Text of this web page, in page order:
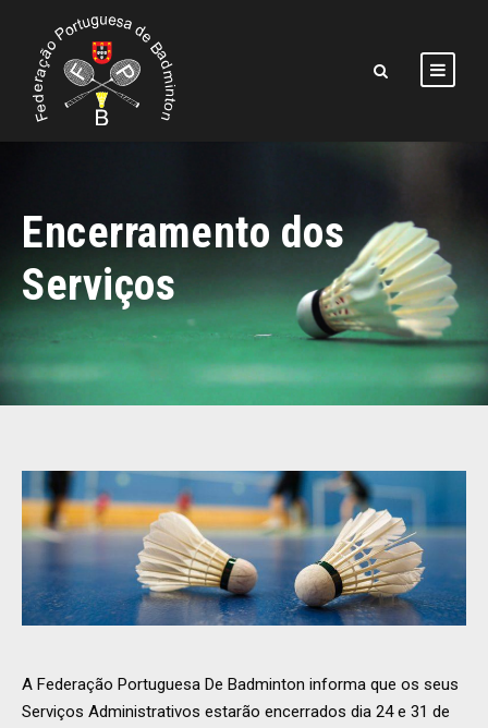
Encerramento dos
Serviços
A Federação Portuguesa De Badminton informa que os seus
Serviços Administrativos estarão encerrados dia 24 e 31 de